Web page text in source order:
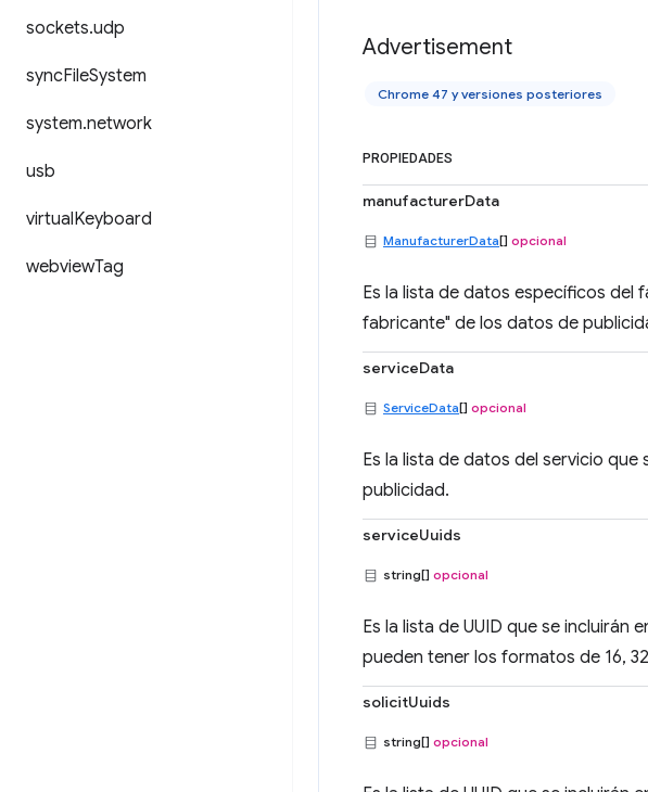
sockets.udp
syncFileSystem
system.network
usb
virtualKeyboard
webviewTag
Advertisement
Chrome 47 y versiones posteriores
PROPIEDADES
manufacturerData
ManufacturerData[] opcional
Es la lista de datos específicos del
fabricante" de los datos de
serviceData
ServiceData[] opcional
Es la lista de datos del servicio
publicidad.
serviceUuids
string[] opcional
Es la lista de UUID que se incluirán
pueden tener los formatos de 16,
solicitUuids
string[] opcional